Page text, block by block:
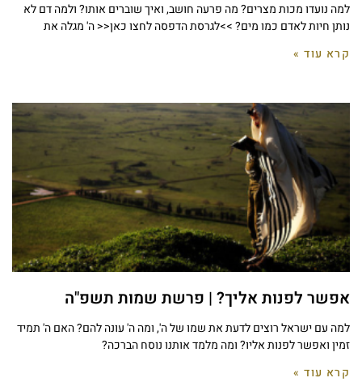
למה נועדו מכות מצרים? מה פרעה חושב, ואיך שוברים אותו? ולמה דם לא
נותן חיות לאדם כמו מים? >>לגרסת הדפסה לחצו כאן<< ה' מגלה את
קרא עוד »
אפשר לפנות אליך? | פרשת שמות תשפ"ה
למה עם ישראל רוצים לדעת את שמו של ה', ומה ה' עונה להם? האם ה' תמיד
זמין ואפשר לפנות אליו? ומה מלמד אותנו נוסח הברכה?
קרא עוד »